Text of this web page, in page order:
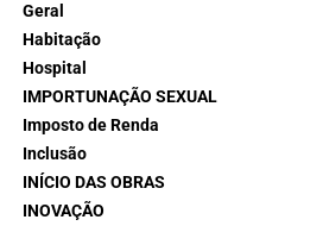
Geral
Habitação
Hospital
IMPORTUNAÇÃO SEXUAL
Imposto de Renda
Inclusão
INÍCIO DAS OBRAS
INOVAÇÃO